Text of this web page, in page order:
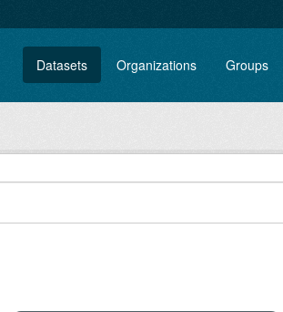
Datasets Organizations Groups